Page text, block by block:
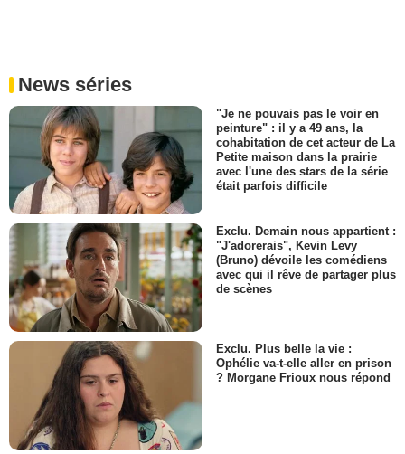
News séries
"Je ne pouvais pas le voir en
peinture" : il y a 49 ans, la
cohabitation de cet acteur de La
Petite maison dans la prairie
avec l'une des stars de la série
était parfois difficile
Exclu. Demain nous appartient :
"J'adorerais", Kevin Levy
(Bruno) dévoile les comédiens
avec qui il rêve de partager plus
de scènes
Exclu. Plus belle la vie :
Ophélie va-t-elle aller en prison
? Morgane Frioux nous répond